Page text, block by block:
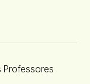
Professores